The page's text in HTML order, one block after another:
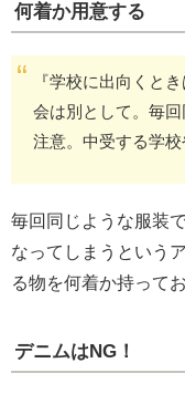
何着か用意する
『学校に出向くと
会は別として。毎
注意。中受する学校
毎回同じような服装
なってしまうという
る物を何着か持って
デニムはNG！